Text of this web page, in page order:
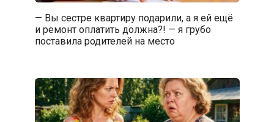
— Вы сестре квартиру подарили, а я ей ещё
и ремонт оплатить должна?! — я грубо
поставила родителей на место